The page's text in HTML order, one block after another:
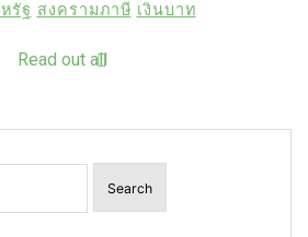
รัฐ สงครามภาษี เงินบาท
Read out all